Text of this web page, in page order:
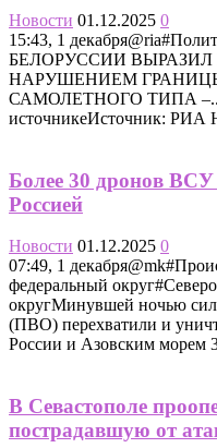
Новости 01.12.2025 0
15:43, 1
БЕЛОРУССИИ ВЫРАЗИЛ
НАРУШЕНИЕМ
САМОЛЕТНОГО ТИПА
источникеИсточник: РИА
Более 30 дронов ВСУ
Россией
Новости 01.12.2025 0
07:49, 1
федеральный
округМинувшей ночью
(ПВО) перехватили и
России и Азовским морем
В Севастополе
пострадавшую от